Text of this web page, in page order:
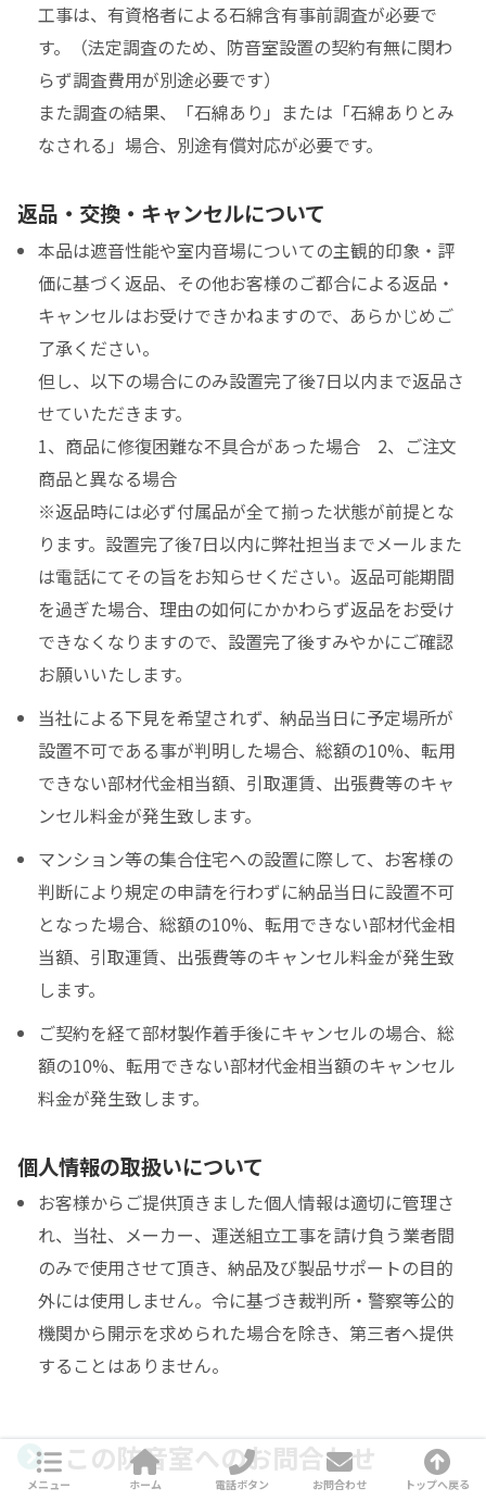
工事は、有資格者による石綿含有事前調査が必要で
す。（法定調査のため、防音室設置の契約有無に関わ
らず調査費用が別途必要です）
また調査の結果、「石綿あり」または「石綿ありとみ
なされる」場合、別途有償対応が必要です。
返品・交換・キャンセルについて
本品は遮音性能や室内音場についての主観的印象・評
価に基づく返品、その他お客様のご都合による返品・
キャンセルはお受けできかねますので、あらかじめご
了承ください。
但し、以下の場合にのみ設置完了後7日以内まで返品さ
せていただきます。
1、商品に修復困難な不具合があった場合 2、ご注文
商品と異なる場合
※返品時には必ず付属品が全て揃った状態が前提とな
ります。設置完了後7日以内に弊社担当までメールまた
は電話にてその旨をお知らせください。返品可能期間
を過ぎた場合、理由の如何にかかわらず返品をお受け
できなくなりますので、設置完了後すみやかにご確認
お願いいたします。
当社による下見を希望されず、納品当日に予定場所が
設置不可である事が判明した場合、総額の10%、転用
できない部材代金相当額、引取運賃、出張費等のキャ
ンセル料金が発生致します。
マンション等の集合住宅への設置に際して、お客様の
判断により規定の申請を行わずに納品当日に設置不可
となった場合、総額の10%、転用できない部材代金相
当額、引取運賃、出張費等のキャンセル料金が発生致
します。
ご契約を経て部材製作着手後にキャンセルの場合、総
額の10%、転用できない部材代金相当額のキャンセル
料金が発生致します。
個人情報の取扱いについて
お客様からご提供頂きました個人情報は適切に管理さ
れ、当社、メーカー、運送組立工事を請け負う業者間
のみで使用させて頂き、納品及び製品サポートの目的
外には使用しません。令に基づき裁判所・警察等公的
機関から開示を求められた場合を除き、第三者へ提供
することはありません。
この防音室へのお問合わせ
メニュー ホーム 電話ボタン お問合わせ トップへ戻る